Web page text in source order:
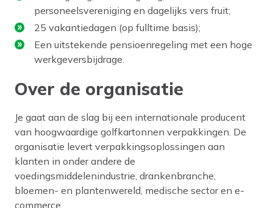
personeelsvereniging en dagelijks vers fruit;
25 vakantiedagen (op fulltime basis);
Een uitstekende pensioenregeling met een hoge
werkgeversbijdrage.
Over de organisatie
Je gaat aan de slag bij een internationale producent
van hoogwaardige golfkartonnen verpakkingen. De
organisatie levert verpakkingsoplossingen aan
klanten in onder andere de
voedingsmiddelenindustrie, drankenbranche,
bloemen- en plantenwereld, medische sector en e-
commerce.